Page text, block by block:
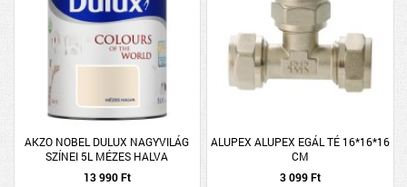
AKZO NOBEL DULUX NAGYVILÁG
SZÍNEI 5L MÉZES HALVA
13 990 Ft
ALUPEX ALUPEX EGÁL TÉ 16*16*16
CM
3 099 Ft